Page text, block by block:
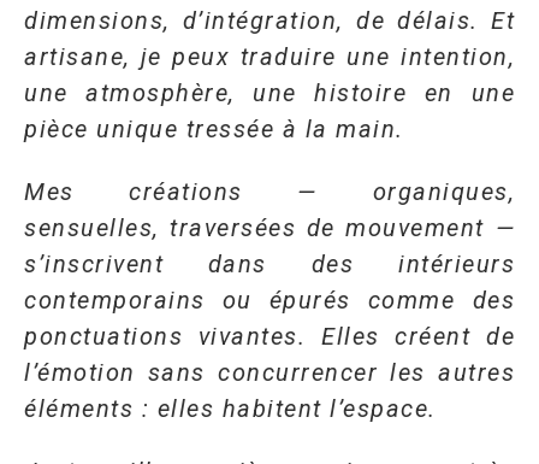
dimensions, d’intégration, de délais. Et
artisane, je peux traduire une intention,
une atmosphère, une histoire en une
pièce unique tressée à la main.
Mes créations — organiques,
sensuelles, traversées de mouvement —
s’inscrivent dans des intérieurs
contemporains ou épurés comme des
ponctuations vivantes. Elles créent de
l’émotion sans concurrencer les autres
éléments : elles habitent l’espace.